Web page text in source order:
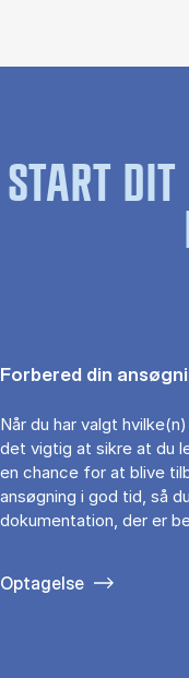
START DIT
Forbered din
Når du har valgt
det vigtig at sikre at du
en chance for at blive
ansøgning i god tid, så
dokumentation, der er
Optagelse